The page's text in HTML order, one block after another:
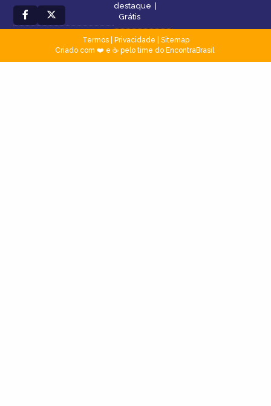
destaque
Grátis
Termos| Privacidade
Sitemap
Criado com ❤️ e ☕ pelo time do EncontraBrasil